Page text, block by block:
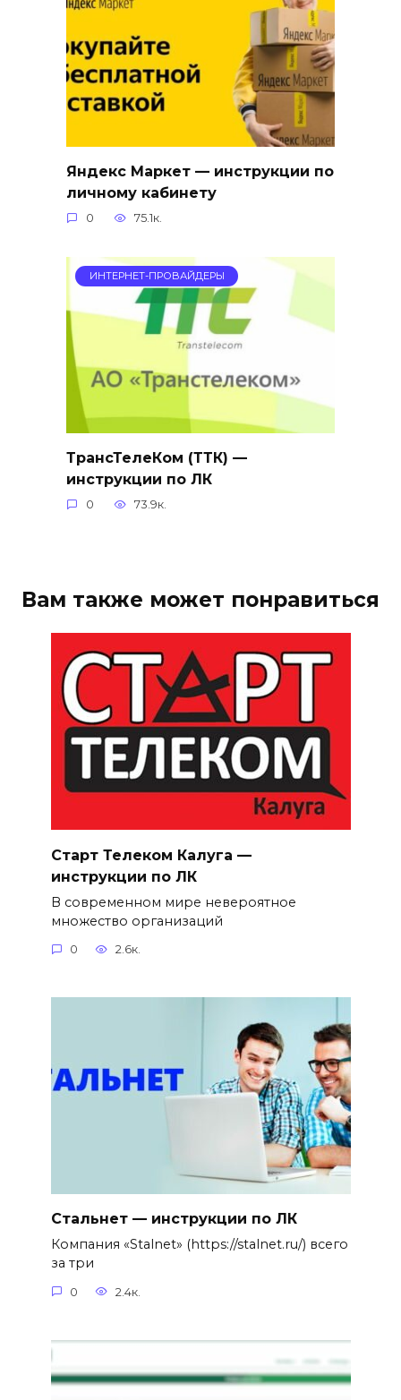
Яндекс Маркет — инструкции по
личному кабинету
0 75.1к.
ИНТЕРНЕТ-ПРОВАЙДЕРЫ
ТрансТелеКом (ТТК) —
инструкции по ЛК
0 73.9к.
Вам также может понравиться
Старт Телеком Калуга —
инструкции по ЛК
В современном мире невероятное
множество организаций
0 2.6к.
Стальнет — инструкции по ЛК
Компания «Stalnet» (https://stalnet.ru/) всего
за три
0 2.4к.